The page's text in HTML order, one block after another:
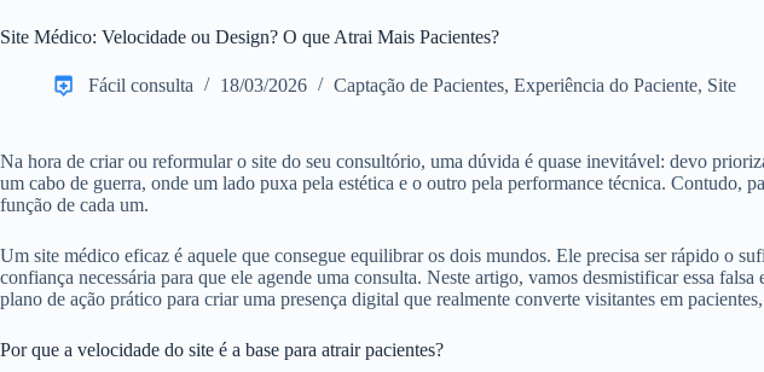
Site Médico: Velocidade ou Design? O que Atrai Mais Pacientes?
Fácil consulta 18/03/2026 Captação de Pacientes, Experiência do Paciente, Site
Na hora de criar ou reformular o site do seu consultório, uma dúvida é quase inevitável: devo
um cabo de guerra, onde um lado puxa pela estética e o outro pela performance técnica. Contudo,
função de cada um.
Um site médico eficaz é aquele que consegue equilibrar os dois mundos. Ele precisa ser rápido o
confiança necessária para que ele agende uma consulta. Neste artigo, vamos desmistificar essa
plano de ação prático para criar uma presença digital que realmente converte visitantes em
Por que a velocidade do site é a base para atrair pacientes?